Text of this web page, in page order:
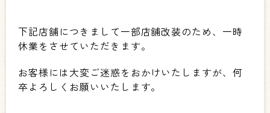
下記店舗につきまして一部店舗改装のため、一時
休業をさせていただきます。
お客様には大変ご迷惑をおかけいたしますが、何
卒よろしくお願いいたします。